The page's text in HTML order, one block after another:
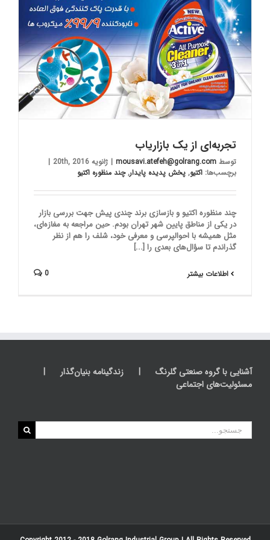
تجربه‌ای از یک بازاریاب
توسط mousavi.atefeh@golrang.com
| ژانویه 20th, 2016
|
برچسب‌ها: اکتیو, پخش پدیده پایدار,چند منظوره اکتیو
چند منظوره اکتیو و بازسازی برند چندی پیش جهت بررسی بازار
در یکی از مناطق پایین شهر تهران بودم. حین مراجعه به مغازه‌ای،
مثل همیشه با احوالپرسی و معرفی خود، شلف را هم از نظر
گذراندم تا سؤال‌های بعدی را [...]
اطلاعات بیشتر 0
آشنایی با گروه صنعتی گلرنگ
زندگینامه بنیان‌گذار
مسئولیت‌های اجتماعی
جستجو
برای: